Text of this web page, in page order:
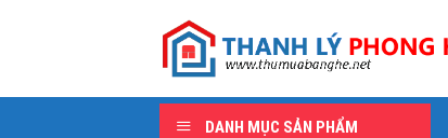
DANH MỤC SẢN PHẨM